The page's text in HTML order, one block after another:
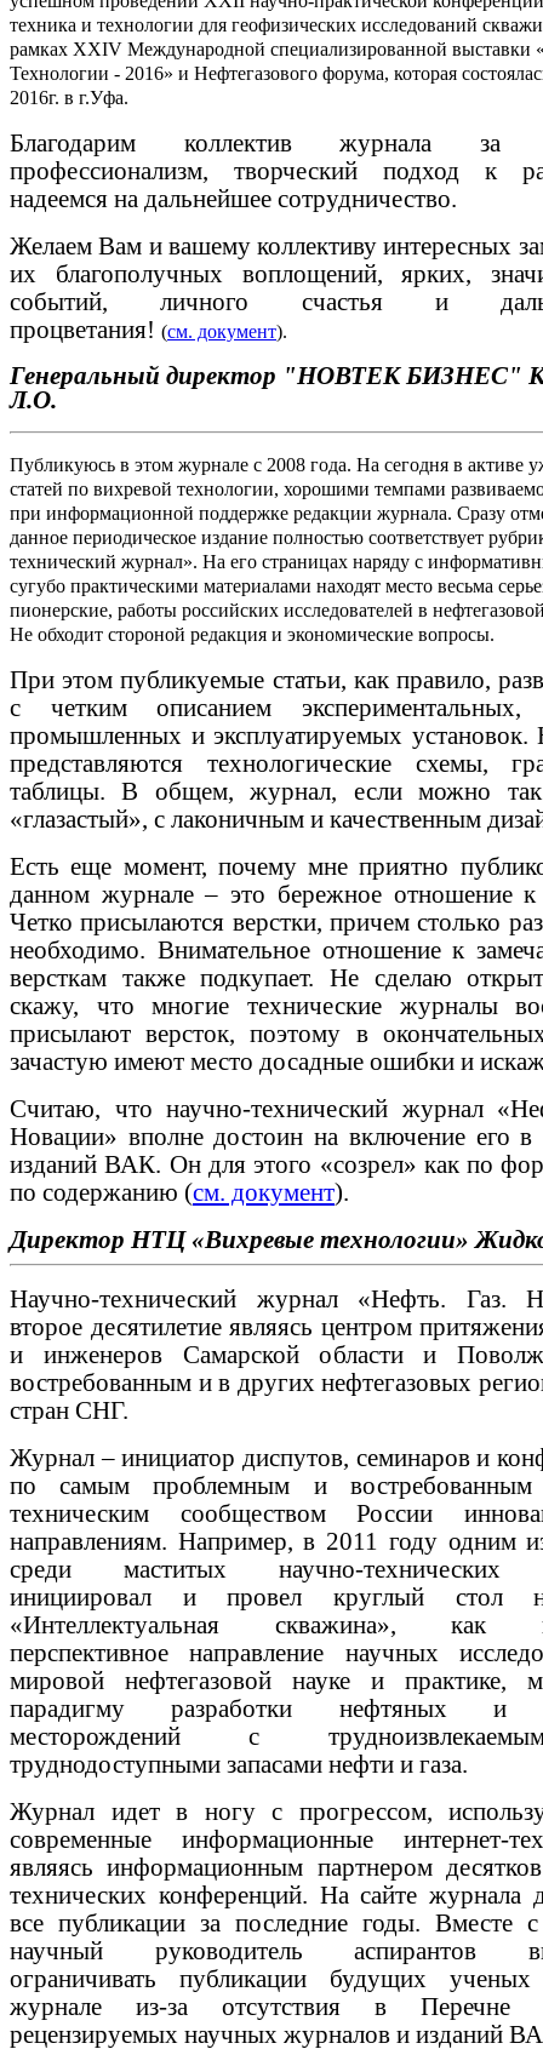
техника и технологии для геофизических исследований
рамках XXIV Международной специализированной выставки
Технологии - 2016» и Нефтегазового форума, которая
2016г. в г.Уфа.
Благодарим коллектив журнала за
профессионализм, творческий подход к
надеемся на дальнейшее сотрудничество.
Желаем Вам и вашему коллективу интересных
их благополучных воплощений, ярких,
событий, личного счастья и
процветания! (см. документ).
Генеральный директор "НОВТЕК БИЗНЕС"
Л.О.
Публикуюсь в этом журнале с 2008 года. На сегодня в активе
статей по вихревой технологии, хорошими темпами
при информационной поддержке редакции журнала. Сразу
данное периодическое издание полностью соответствует
технический журнал». На его страницах наряду с
сугубо практическими материалами находят место весьма
пионерские, работы российских исследователей в
Не обходит стороной редакция и экономические вопросы.
При этом публикуемые статьи, как правило,
с четким описанием экспериментальных,
промышленных и эксплуатируемых установок.
представляются технологические схемы,
таблицы. В общем, журнал, если можно так
«глазастый», с лаконичным и качественным
Есть еще момент, почему мне приятно
данном журнале – это бережное отношение к
Четко присылаются верстки, причем столько
необходимо. Внимательное отношение к
версткам также подкупает. Не сделаю
скажу, что многие технические журналы
присылают версток, поэтому в
зачастую имеют место досадные ошибки и
Считаю, что научно-технический журнал
Новации» вполне достоин на включение его в
изданий ВАК. Он для этого «созрел» как по
по содержанию (см. документ).
Директор НТЦ «Вихревые технологии»
Научно-технический журнал «Нефть. Газ.
второе десятилетие являясь центром
и инженеров Самарской области и
востребованным и в других нефтегазовых
стран СНГ.
Журнал ‒ инициатор диспутов, семинаров и
по самым проблемным и востребованным
техническим сообществом России
направлениям. Например, в 2011 году одним
среди маститых научно-технических
инициировал и провел круглый стол
«Интеллектуальная скважина», как
перспективное направление научных
мировой нефтегазовой науке и практике,
парадигму разработки нефтяных и
месторождений с
труднодоступными запасами нефти и газа.
Журнал идет в ногу с прогрессом,
современные информационные интернет-
являясь информационным партнером
технических конференций. На сайте журнала
все публикации за последние годы. Вместе
научный руководитель аспирантов
ограничивать публикации будущих
журнале из-за отсутствия в Перечне
рецензируемых научных журналов и изданий